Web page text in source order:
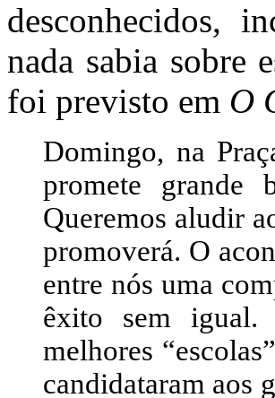
desconhecidos,
nada sabia sobre
foi previsto em O
Domingo, na
promete grande
Queremos aludir
promoverá. O
entre nós uma
êxito sem igual.
melhores
candidataram aos